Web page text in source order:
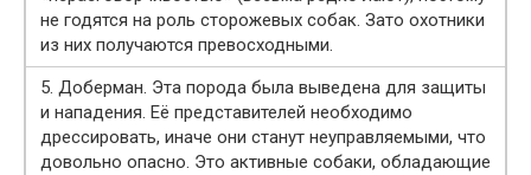
не годятся на роль сторожевых собак. Зато охотники
из них получаются превосходными.
5. Доберман. Эта порода была выведена для защиты
и нападения. Её представителей необходимо
дрессировать, иначе они станут неуправляемыми, что
довольно опасно. Это активные собаки, обладающие